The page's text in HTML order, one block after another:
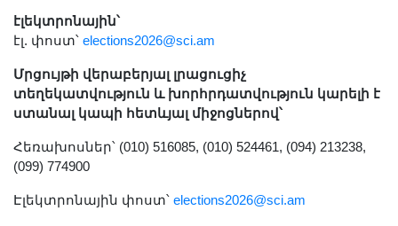
էլեկտրոնային՝
էլ. փոստ՝ elections2026@sci.am
Մրցույթի վերաբերյալ լրացուցիչ
տեղեկատվություն և խորհրդատվություն կարելի է
ստանալ կապի հետևյալ միջոցներով՝
Հեռախոսներ՝ (010) 516085, (010) 524461, (094) 213238,
(099) 774900
Էլեկտրոնային փոստ՝ elections2026@sci.am